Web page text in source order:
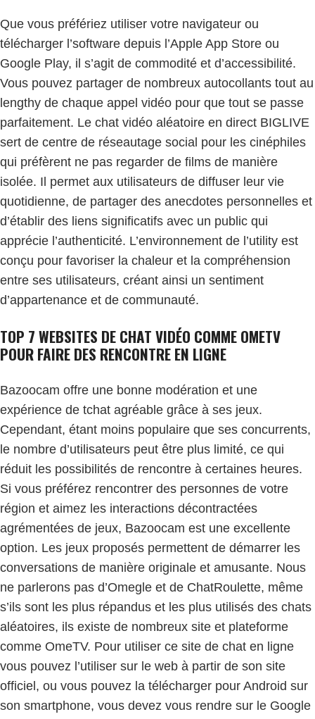
Que vous préfériez utiliser votre navigateur ou
télécharger l’software depuis l’Apple App Store ou
Google Play, il s’agit de commodité et d’accessibilité.
Vous pouvez partager de nombreux autocollants tout au
lengthy de chaque appel vidéo pour que tout se passe
parfaitement. Le chat vidéo aléatoire en direct BIGLIVE
sert de centre de réseautage social pour les cinéphiles
qui préfèrent ne pas regarder de films de manière
isolée. Il permet aux utilisateurs de diffuser leur vie
quotidienne, de partager des anecdotes personnelles et
d’établir des liens significatifs avec un public qui
apprécie l’authenticité. L’environnement de l’utility est
conçu pour favoriser la chaleur et la compréhension
entre ses utilisateurs, créant ainsi un sentiment
d’appartenance et de communauté.
TOP 7 WEBSITES DE CHAT VIDÉO COMME OMETV
POUR FAIRE DES RENCONTRE EN LIGNE
Bazoocam offre une bonne modération et une
expérience de tchat agréable grâce à ses jeux.
Cependant, étant moins populaire que ses concurrents,
le nombre d’utilisateurs peut être plus limité, ce qui
réduit les possibilités de rencontre à certaines heures.
Si vous préférez rencontrer des personnes de votre
région et aimez les interactions décontractées
agrémentées de jeux, Bazoocam est une excellente
option. Les jeux proposés permettent de démarrer les
conversations de manière originale et amusante. Nous
ne parlerons pas d’Omegle et de ChatRoulette, même
s’ils sont les plus répandus et les plus utilisés des chats
aléatoires, ils existe de nombreux site et plateforme
comme OmeTV. Pour utiliser ce site de chat en ligne
vous pouvez l’utiliser sur le web à partir de son site
officiel, ou vous pouvez la télécharger pour Android sur
son smartphone, vous devez vous rendre sur le Google